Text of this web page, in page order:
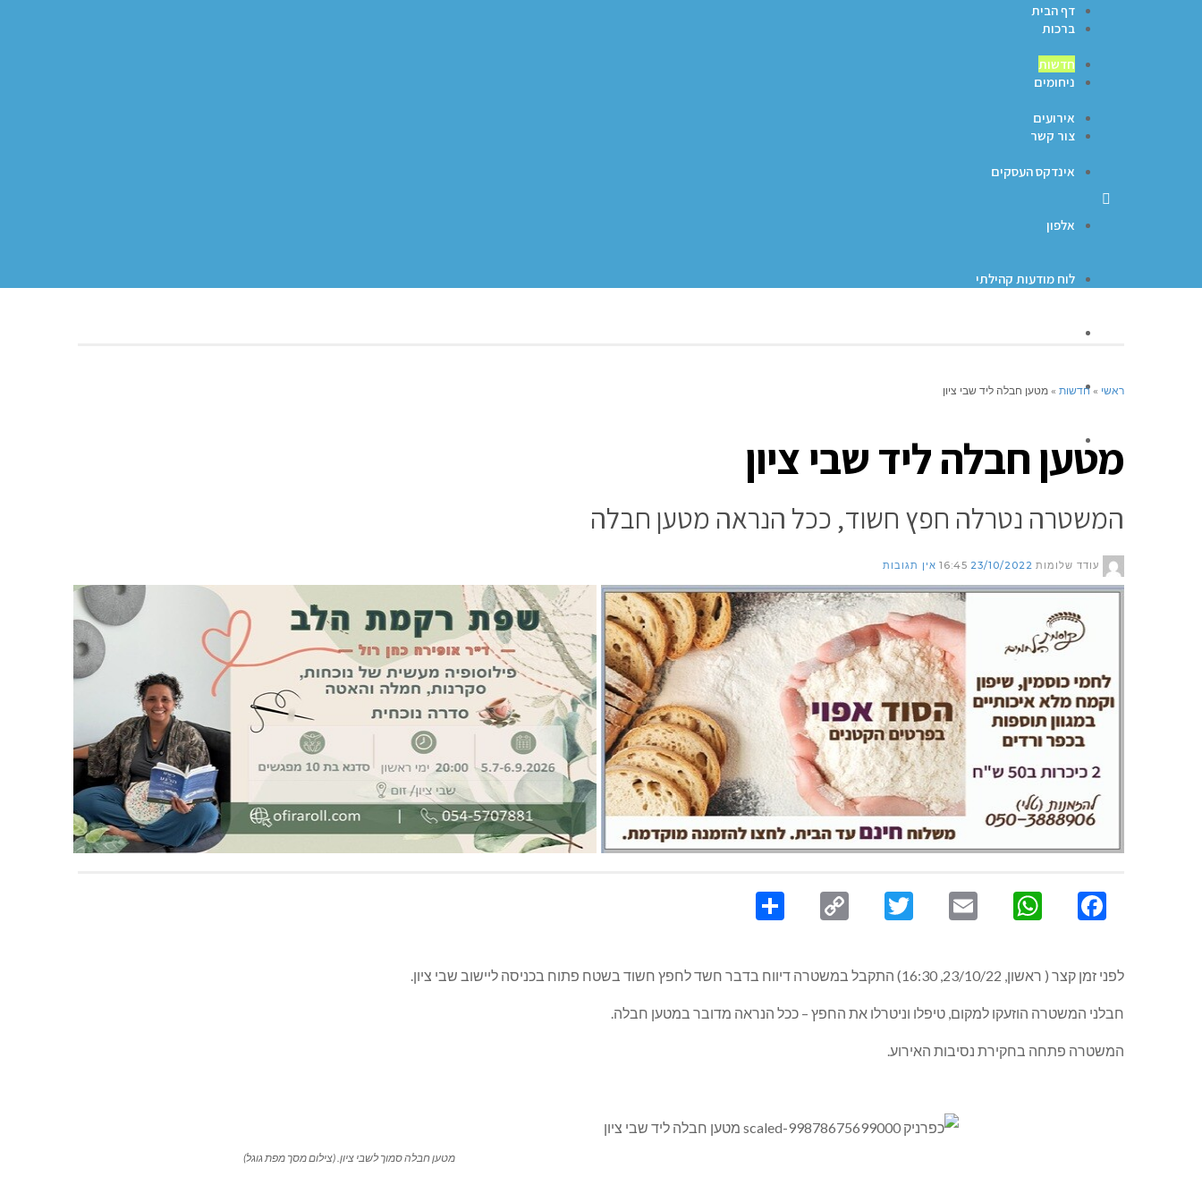
ברכות
ניחומים
צור קשר
דף הבית
חדשות
אירועים
אינדקס העסקים
אלפון
לוח מודעות קהילתי
ניחומים ראשי » חדשות » מטען חבלה ליד שבי ציון
מטען חבלה ליד שבי ציון
המשטרה נטרלה חפץ חשוד, ככל הנראה מטען חבלה
עודד שלומות 23/10/2022
16:45 אין תגובות
Facebook
WhatsApp
Email
Twitter
Copy
לפני זמן קצר ( ראשון, 23/10/22, 16:30) התקבל במשטרה דיווח בדבר חשד לחפץ חשוד בשטח פתוח בכניסה ליישוב שבי ציון.
חבלני המשטרה הוזעקו למקום, טיפלו וניטרלו את החפץ – ככל הנראה מדובר במטען חבלה.
המשטרה פתחה בחקירת נסיבות האירוע.
מטען חבלה סמוך לשבי ציון. (צילום מסך מפת גוגל)